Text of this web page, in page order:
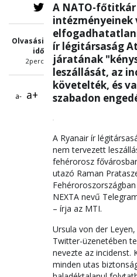
Olvasási
idő
2perc
a- a+
A NATO-főtitkár
intézményeinek
ír légitársaság
járatának
leszállását, az
követelték, és
szabadon
A Ryanair ír
nem tervezett
fehérorosz
utazó Raman
NEXTA nevű
– írja az MTI.
Ursula von der
Twitter-üzenetében
nevezte az incidenst.
minden utas